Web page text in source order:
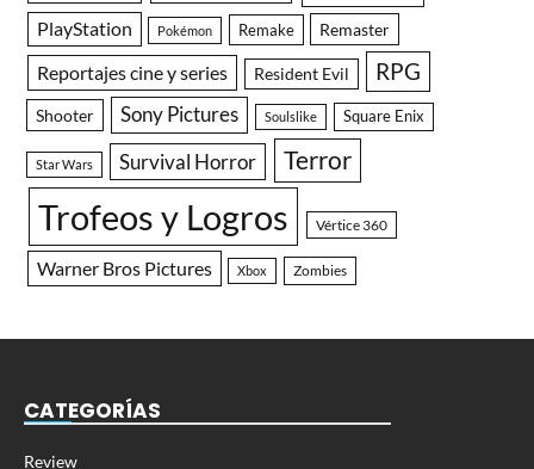
PlayStation Pokémon Remake Remaster
Reportajes cine y series Resident Evil RPG
Shooter Sony Pictures Soulslike Square Enix
Star Wars Survival Horror Terror
Trofeos y Logros Vértice 360
Warner Bros Pictures Xbox Zombies
CATEGORÍAS
Review